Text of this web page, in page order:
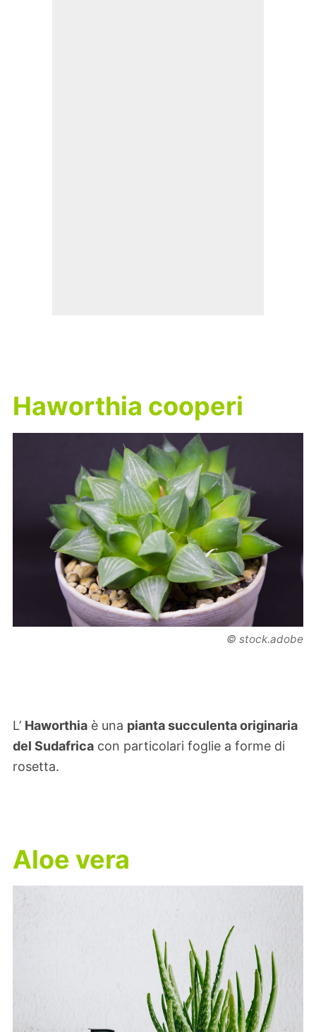
Haworthia cooperi
© stock.adobe
L’ Haworthia è una pianta succulenta originaria
del Sudafrica con particolari foglie a forme di
rosetta.
Aloe vera